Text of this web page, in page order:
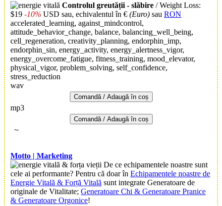
Controlul greutății - slăbire / Weight Loss:
$19 -10% USD sau, echivalentul în € (Euro) sau RON
accelerated_learning, against_mindcontrol,
attitude_behavior_change, balance, balancing_well_being,
cell_regeneration, creativity_planning, endorphin_imp,
endorphin_sin, energy_activity, energy_alertness_vigor,
energy_overcome_fatigue, fitness_training, mood_elevator,
physical_vigor, problem_solving, self_confidence,
stress_reduction
wav
Comandă / Adaugă în coș
mp3
Comandă / Adaugă în coș
~
Motto | Marketing
De ce echipamentele noastre sunt
cele ai performante? Pentru că doar în Echipamentele noastre de
Energie Vitală & Forță Vitală sunt integrate Generatoare de
originale de Vitalitate; Generatoare Chi & Generatoare Pranice
& Generatoare Orgonice!